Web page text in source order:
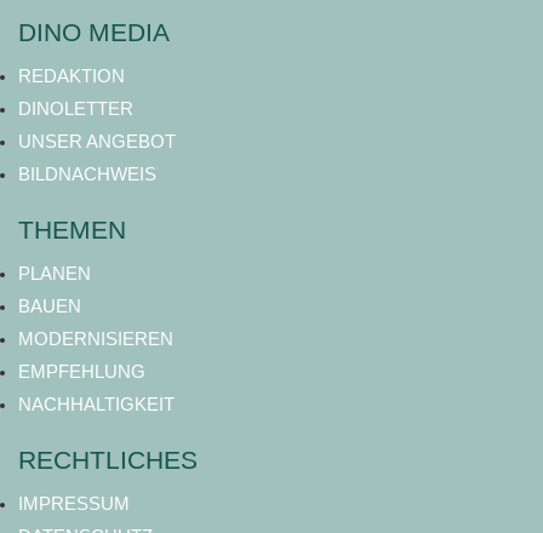
DINO MEDIA
REDAKTION
DINOLETTER
UNSER ANGEBOT
BILDNACHWEIS
THEMEN
PLANEN
BAUEN
MODERNISIEREN
EMPFEHLUNG
NACHHALTIGKEIT
RECHTLICHES
IMPRESSUM